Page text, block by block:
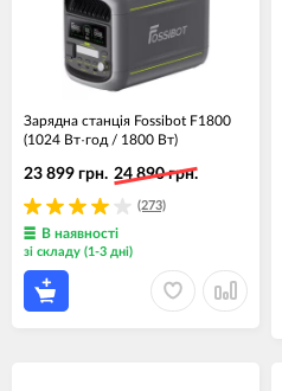
Зарядна станція Fossibot F1800
(1024 Вт·год / 1800 Вт)
(273)
23 899 грн. 24 890 грн.
В наявності
зі складу (1-3 дні)